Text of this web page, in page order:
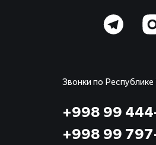
Звонки по Республике
+998 99
+998 99